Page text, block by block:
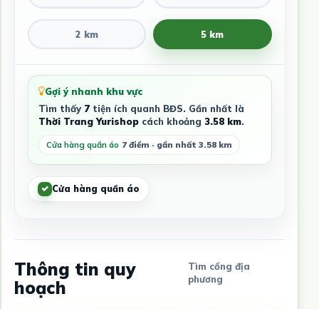
2 km 5 km
Gợi ý nhanh khu vực
Tìm thấy 7tiện ích quanh BĐS. Gần nhất là
Thời Trang Yurishopcách khoảng 3.58 km.
Cửa hàng quần áo 7 điểm · gần nhất 3.58 km
Cửa hàng quần áo
Thông tin quy
hoạch
Tìm cổng địa
phương